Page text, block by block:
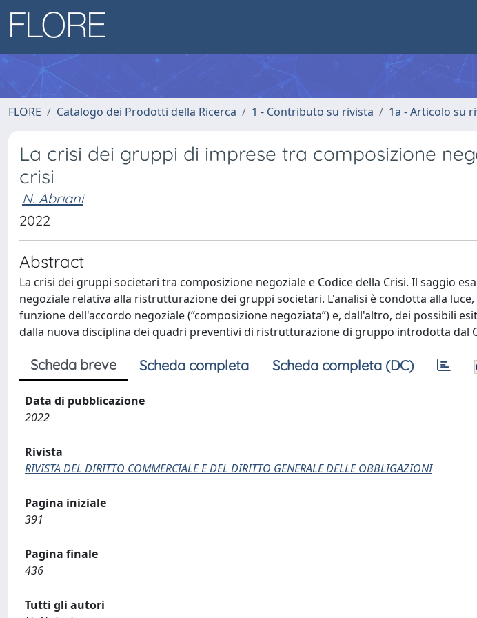
FLORE Catalogo dei Prodotti della Ricerca 1 - Contributo su rivista 1a - Articolo su
La crisi dei gruppi di imprese tra composizione
crisi
N. Abriani
2022
Abstract
La crisi dei gruppi societari tra composizione negoziale e Codice della Crisi. Il saggio
negoziale relativa alla ristrutturazione dei gruppi societari. L'analisi è condotta alla
funzione dell'accordo negoziale (“composizione negoziata”) e, dall'altro, dei possibili
dalla nuova disciplina dei quadri preventivi di ristrutturazione di gruppo introdotta dal
Scheda breve Scheda completa Scheda completa (DC)
Data di pubblicazione
2022
Rivista
RIVISTA DEL DIRITTO COMMERCIALE E DEL DIRITTO GENERALE DELLE OBBLIGAZIONI
Pagina iniziale
391
Pagina finale
436
Tutti gli autori